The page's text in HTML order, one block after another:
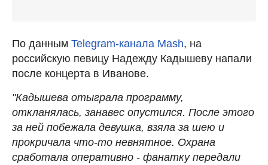
По данным Telegram-канала Mash, на
российскую певицу Надежду Кадышеву напали
после концерта в Иванове.
"Кадышева отыграла программу,
откланялась, занавес опустился. После этого
за ней побежала девушка, взяла за шею и
прокричала что-то невнятное. Охрана
сработала оперативно - фанатку передали